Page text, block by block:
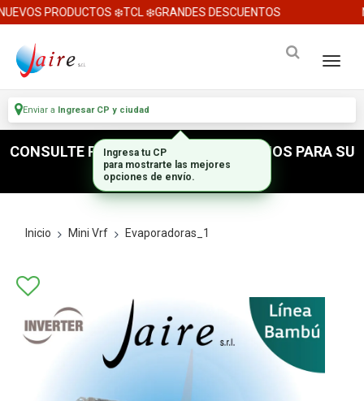
PRODUCTOS ❄️TCL ❄️GRANDES DESCUENTOS
Enviar a Ingresar CP y ciudad
CONSULTE POR ACCESORIOS E INSUMOS PARA SU
INSTALACION
Inicio Mini Vrf Evaporadoras_1
Ingresa tu CP
para mostrarte las mejores
opciones de envío.